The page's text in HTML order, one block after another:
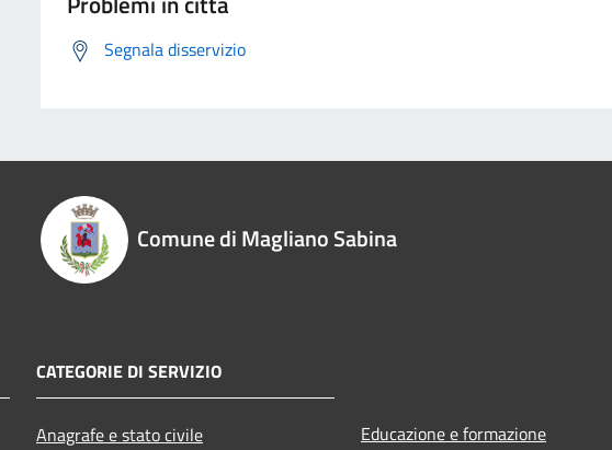
Segnala disservizio
Comune di Magliano Sabina
CATEGORIE DI SERVIZIO
Anagrafe e stato civile
Educazione e formazione